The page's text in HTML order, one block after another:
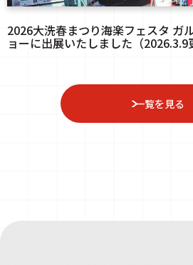
2026大洗春まつり海楽フェスタ ガ
ョーに出展いたしました（2026.3.9
一覧を見る